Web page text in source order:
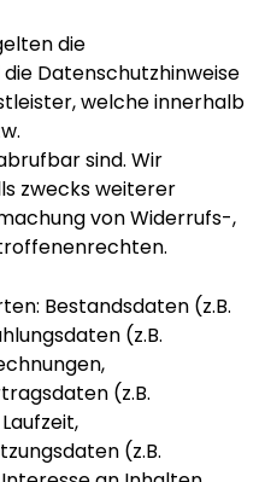
die
Datenschutzhinweise
welche innerhalb
sind. Wir
zwecks weiterer
von Widerrufs-,
Bestandsdaten (z.B.
(z.B.
(z.B.
(z.B.